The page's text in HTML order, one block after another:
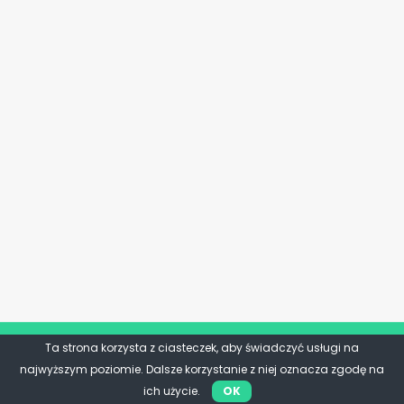
Ta strona korzysta z ciasteczek, aby świadczyć usługi na
najwyższym poziomie. Dalsze korzystanie z niej oznacza zgodę na
ich użycie.
OK